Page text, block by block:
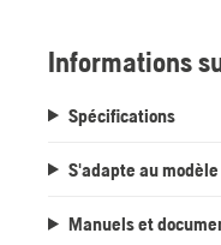
de charge, et peut
Informations
Spécifications
S'adapte au modèle
Manuels et